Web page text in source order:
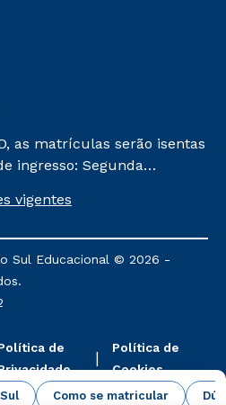
Como se matricular
as matrículas serão isentas
ingresso: Segunda
de matrícula será de R$
aos cursos: Ensino
a Docência e Metodologia
Atuais.
vigentes
Sul Educacional © 2026 -
de
Política de
Cookies